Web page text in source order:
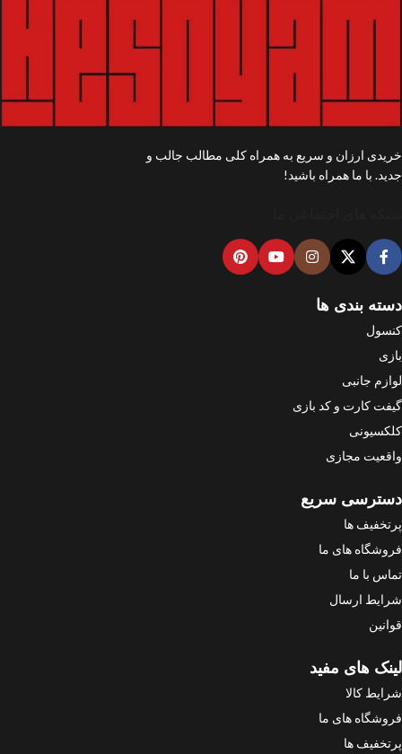
خریدی ارزان و سریع به همراه کلی مطالب جالب و
جدید. با ما همراه باشید!
دسته بندی ها
کنسول
بازی
لوازم جانبی
گیفت کارت و کد بازی
کلکسیونی
واقعیت مجازی
دسترسی سریع
پرتخفیف ها
فروشگاه های ما
تماس با ما
شرایط ارسال
قوانین
لینک های مفید
شرایط کالا
فروشگاه های ما
پرتخفیف ها